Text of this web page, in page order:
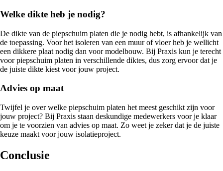
Welke dikte heb je nodig?
De dikte van de piepschuim platen die je nodig hebt, is afhankelijk van
de toepassing. Voor het isoleren van een muur of vloer heb je wellicht
een dikkere plaat nodig dan voor modelbouw. Bij Praxis kun je terecht
voor piepschuim platen in verschillende diktes, dus zorg ervoor dat je
de juiste dikte kiest voor jouw project.
Advies op maat
Twijfel je over welke piepschuim platen het meest geschikt zijn voor
jouw project? Bij Praxis staan deskundige medewerkers voor je klaar
om je te voorzien van advies op maat. Zo weet je zeker dat je de juiste
keuze maakt voor jouw isolatieproject.
Conclusie